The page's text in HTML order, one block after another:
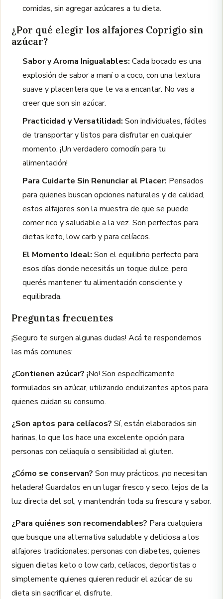
comidas, sin agregar azúcares a tu dieta.
¿Por qué elegir los alfajores Coprigio sin
azúcar?
Sabor y Aroma Inigualables: Cada bocado es una
explosión de sabor a maní o a coco, con una textura
suave y placentera que te va a encantar. No vas a
creer que son sin azúcar.
Practicidad y Versatilidad: Son individuales, fáciles
de transportar y listos para disfrutar en cualquier
momento. ¡Un verdadero comodín para tu
alimentación!
Para Cuidarte Sin Renunciar al Placer: Pensados
para quienes buscan opciones naturales y de calidad,
estos alfajores son la muestra de que se puede
comer rico y saludable a la vez. Son perfectos para
dietas keto, low carb y para celíacos.
El Momento Ideal: Son el equilibrio perfecto para
esos días donde necesitás un toque dulce, pero
querés mantener tu alimentación consciente y
equilibrada.
Preguntas frecuentes
¡Seguro te surgen algunas dudas! Acá te respondemos
las más comunes:
¿Contienen azúcar? ¡No! Son específicamente
formulados sin azúcar, utilizando endulzantes aptos para
quienes cuidan su consumo.
¿Son aptos para celíacos? Sí, están elaborados sin
harinas, lo que los hace una excelente opción para
personas con celiaquía o sensibilidad al gluten.
¿Cómo se conservan? Son muy prácticos, ¡no necesitan
heladera! Guardalos en un lugar fresco y seco, lejos de la
luz directa del sol, y mantendrán toda su frescura y sabor.
¿Para quiénes son recomendables? Para cualquiera
que busque una alternativa saludable y deliciosa a los
alfajores tradicionales: personas con diabetes, quienes
siguen dietas keto o low carb, celíacos, deportistas o
simplemente quienes quieren reducir el azúcar de su
dieta sin sacrificar el disfrute.